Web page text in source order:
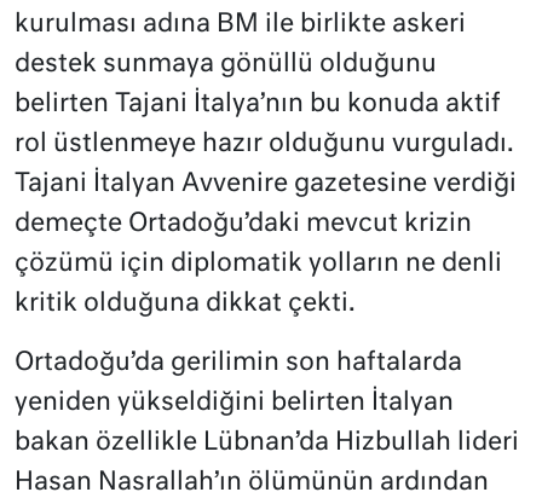
kurulması adına BM ile birlikte askeri
destek sunmaya gönüllü olduğunu
belirten Tajani İtalya’nın bu konuda aktif
rol üstlenmeye hazır olduğunu vurguladı.
Tajani İtalyan Avvenire gazetesine verdiği
demeçte Ortadoğu’daki mevcut krizin
çözümü için diplomatik yolların ne denli
kritik olduğuna dikkat çekti.
Ortadoğu’da gerilimin son haftalarda
yeniden yükseldiğini belirten İtalyan
bakan özellikle Lübnan’da Hizbullah lideri
Hasan Nasrallah’ın ölümünün ardından